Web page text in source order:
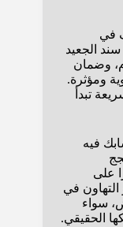
في
الجعيد
وضمان
ومؤثرة.
تبدأ
فيه
على
التهاون في
سواء
الحقيقي.